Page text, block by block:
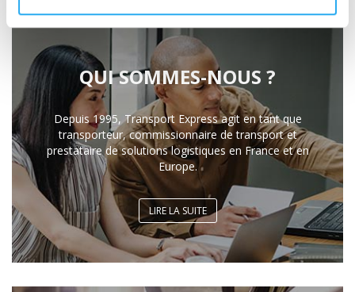
QUI SOMMES-NOUS ?
Depuis 1995, Transport Express agit en tant que
transporteur, commissionnaire de transport et
prestataire de solutions logistiques en France et en
Europe.
LIRE LA SUITE